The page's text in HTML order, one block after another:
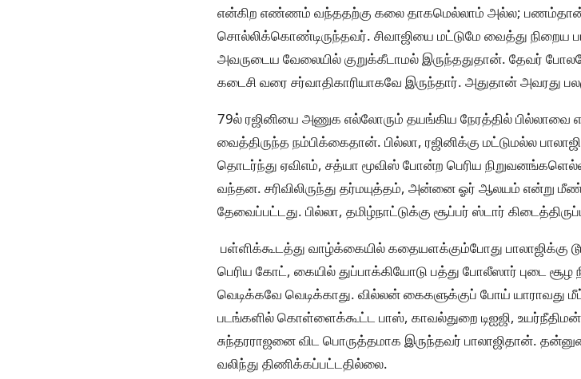
என்கிற எண்ணம் வந்ததற்கு கலை தாகமெல்லாம் அல்ல;
சொல்லிக்கொண்டிருந்தவர். சிவாஜியை மட்டுமே வைத்து நிறைய
அவருடைய வேலையில் குறுக்கீடாமல் இருந்ததுதான். தேவர்
கடைசி வரை சர்வாதிகாரியாகவே இருந்தார். அதுதான் அவரது
79ல் ரஜினியை அணுக எல்லோரும் தயங்கிய நேரத்தில்
வைத்திருந்த நம்பிக்கைதான். பில்லா, ரஜினிக்கு மட்டுமல்ல
தொடர்ந்து ஏவிஎம், சத்யா மூவிஸ் போன்ற பெரிய
வந்தன. சரிவிலிருந்து தர்மயுத்தம், அன்னை ஓர் ஆலயம் என்று
தேவைப்பட்டது. பில்லா, தமிழ்நாட்டுக்கு சூப்பர் ஸ்டார்
பள்ளிக்கூடத்து வாழ்க்கையில் கதையளக்கும்போது பாலாஜிக்கு
பெரிய கோட், கையில் துப்பாக்கியோடு பத்து போலீஸார் புடை சூழ
வெடிக்கவே வெடிக்காது. வில்லன் கைகளுக்குப் போய் யாராவது
படங்களில் கொள்ளைக்கூட்ட பாஸ், காவல்துறை டிஐஜி,
சுந்தரராஜனை விட பொருத்தமாக இருந்தவர் பாலாஜிதான்.
வலிந்து திணிக்கப்பட்டதில்லை.